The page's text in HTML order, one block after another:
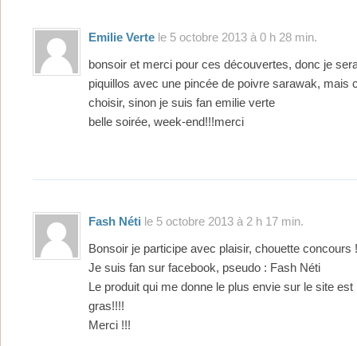
Emilie Verte le 5 octobre 2013 à 0 h 28 min.
bonsoir et merci pour ces découvertes, donc je
piquillos avec une pincée de poivre sarawak, mais
choisir, sinon je suis fan emilie verte
belle soirée, week-end!!!merci
Fash Néti le 5 octobre 2013 à 2 h 17 min.
Bonsoir je participe avec plaisir, chouette concours
Je suis fan sur facebook, pseudo : Fash Néti
Le produit qui me donne le plus envie sur le site est
gras!!!!
Merci !!!